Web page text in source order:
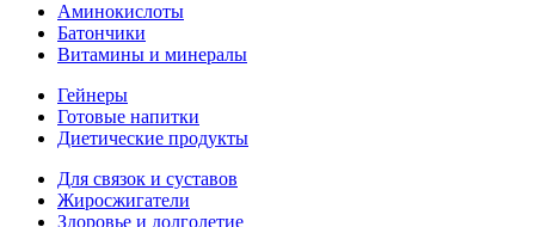
Аминокислоты
Батончики
Витамины и минералы
Гейнеры
Готовые напитки
Диетические продукты
Для связок и суставов
Жиросжигатели
Здоровье и долголетие